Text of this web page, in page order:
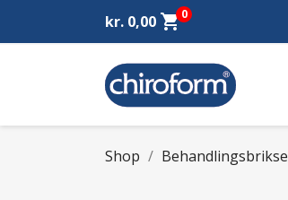
kr. 0,00 shopping_cart0
Shop Behandlingsbrikse